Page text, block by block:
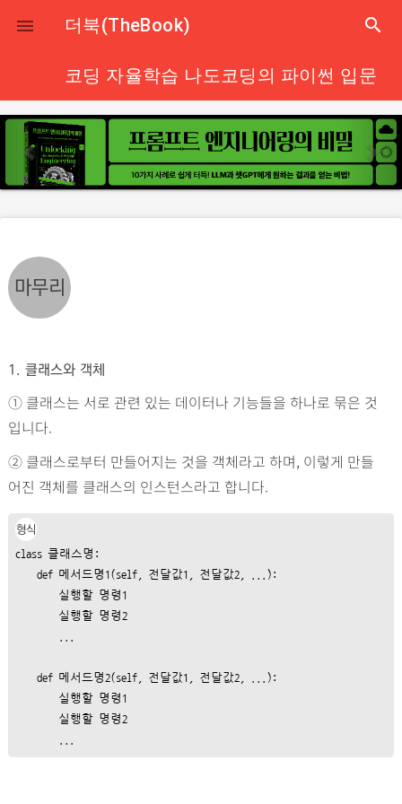
close
 더북(TheBook) search
코딩 자율학습 나도코딩의 파이썬 입문
p
r
e
o
u
s
n
e
x
마무리
1. 클래스와 객체
① 클래스는 서로 관련 있는 데이터나 기능들을 하나로 묶은 것
입니다.
② 클래스로부터 만들어지는 것을 객체라고 하며, 이렇게 만들
어진 객체를 클래스의 인스턴스라고 합니다.
형식
class 클래스명:
def 메서드명1(self, 전달값1, 전달값2, ...):
def 메서드명2(self, 전달값1, 전달값2, ...):